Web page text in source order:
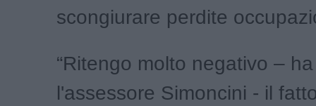
scongiurare perdite
“Ritengo molto negativo –
l'assessore Simoncini - il